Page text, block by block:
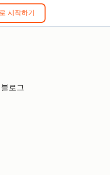
시작하기
블로그